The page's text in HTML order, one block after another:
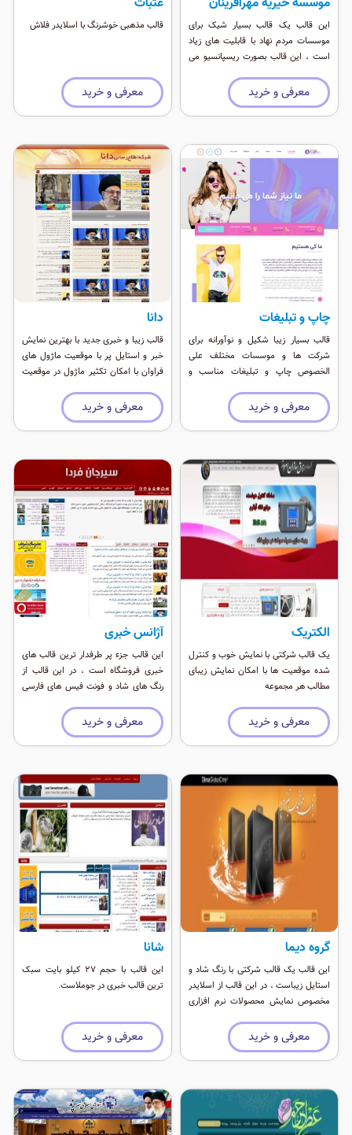
این قالب یک قالب بسیار شیک برای
موسسات مردم نهاد با قابلیت های زیاد
است ، این قالب بصورت ریسپانسیو می
معرفی و خرید
قالب مذهبی خوشرنگ با اسلایدر فلاش
معرفی و خرید
چاپ و تبلیغات
قالب بسیار زیبا شکیل و نوآورانه برای
شرکت ها و موسسات مختلف علی
الخصوص چاپ و تبلیغات مناسب و
افکت های بسیار زیبایی برای نمایش
مطالب و تصاویر است و باعث می شود
بیننده محو سایت شما شود.
معرفی و خرید
دانا
قالب زیبا و خبری جدید با بهترین نمایش
خبر و استایل پر با موقعیت ماژول های
فراوان با امکان تکثیر ماژول در موقعیت
معرفی و خرید
الکتریک
یک قالب شرکتی با نمایش خوب و کنترل
شده موقعیت ها با امکان نمایش زیبای
مطالب هر مجموعه
معرفی و خرید
آژانس خبری
این قالب جزء پر طرفدار ترین قالب های
خبری فروشگاه است ، در این قالب از
رنگ های شاد و فونت فیس های فارسی
3 و جی کوئری باعث شده این قالب بسیار
زیبا جلوه کند.
معرفی و خرید
گروه دیما
این قالب یک قالب شرکتی با رنگ شاد و
استایل زیباست ، در این قالب از اسلایدر
مخصوص نمایش محصولات نرم افزاری
معرفی و خرید
شانا
این قالب با حجم 27 کیلو بایت سبک
ترین قالب خبری در جوملاست.
معرفی و خرید